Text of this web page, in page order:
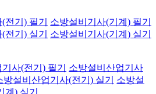
전기) 필기
소방설비기사(기계) 필기
전기) 실기
소방설비기사(기계) 실기
사(전기) 필기
소방설비산업기사
방설비산업기사(전기) 실기
소방설